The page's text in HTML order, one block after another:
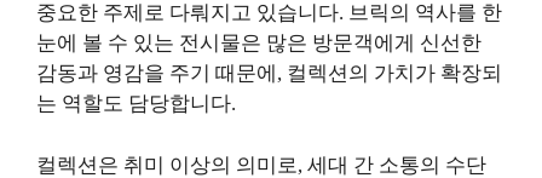
중요한 주제로 다뤄지고 있습니다. 브릭의 역사를 한
눈에 볼 수 있는 전시물은 많은 방문객에게 신선한
감동과 영감을 주기 때문에, 컬렉션의 가치가 확장되
는 역할도 담당합니다.
컬렉션은 취미 이상의 의미로, 세대 간 소통의 수단